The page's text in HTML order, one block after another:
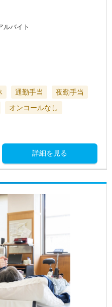
ルバイト
通勤手当
夜勤手当
オンコールなし
詳細を見る